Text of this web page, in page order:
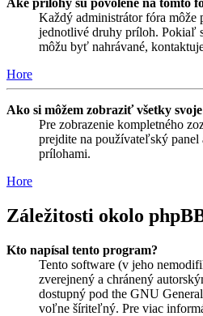
Každý administrátor fóra
jednotlivé druhy príloh. Pokiaľ
môžu byť nahrávané,
Hore
Ako si môžem zobraziť všetky
Pre zobrazenie kompletného
prejdite na používateľský panel
prílohami.
Hore
Záležitosti okolo
Kto napísal tento program?
Tento software (v jeho
zverejnený a chránený
dostupný pod the GNU
voľne šíriteľný. Pre viac